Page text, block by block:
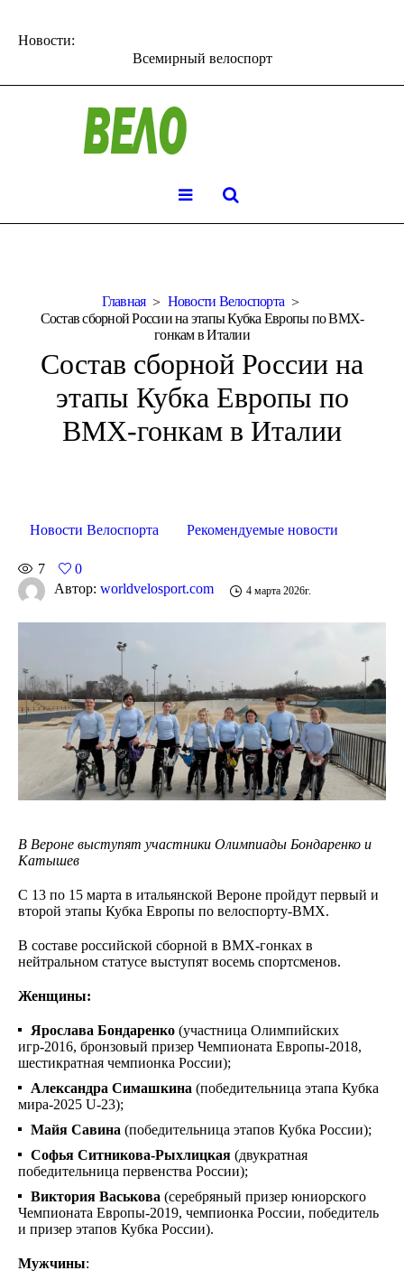
Новости:
Всемирный велоспорт
Главная
Новости Велоспорта
Состав сборной России на этапы Кубка Европы по BMX-
гонкам в Италии
Состав сборной России на
этапы Кубка Европы по
BMX-гонкам в Италии
Новости Велоспорта Рекомендуемые новости
7
0
Автор: worldvelosport.com 4 марта 2026г.
В Вероне выступят участники Олимпиады Бондаренко и
Катышев
C 13 по 15 марта в итальянской Вероне пройдут первый и
второй этапы Кубка Европы по велоспорту-BMX.
В составе российской сборной в BMX-гонках в
нейтральном статусе выступят восемь спортсменов.
Женщины:
Ярослава Бондаренко (участница Олимпийских
игр-2016, бронзовый призер Чемпионата Европы-2018,
шестикратная чемпионка России);
Александра Симашкина (победительница этапа Кубка
мира-2025 U-23);
Майя Савина (победительница этапов Кубка России);
Софья Ситникова-Рыхлицкая (двукратная
победительница первенства России);
Виктория Васькова (серебряный призер юниорского
Чемпионата Европы-2019, чемпионка России, победитель
и призер этапов Кубка России).
Мужчины: